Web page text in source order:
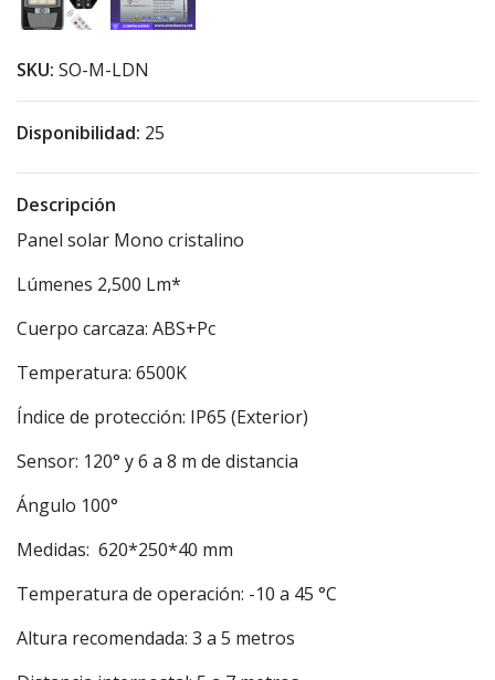
SKU: SO-M-LDN
Disponibilidad: 25
Descripción
Panel solar Mono cristalino
Lúmenes 2,500 Lm*
Cuerpo carcaza: ABS+Pc
Temperatura: 6500K
Índice de protección: IP65 (Exterior)
Sensor: 120° y 6 a 8 m de distancia
Ángulo 100°
Medidas: 620*250*40 mm
Temperatura de operación: -10 a 45 °C
Altura recomendada: 3 a 5 metros